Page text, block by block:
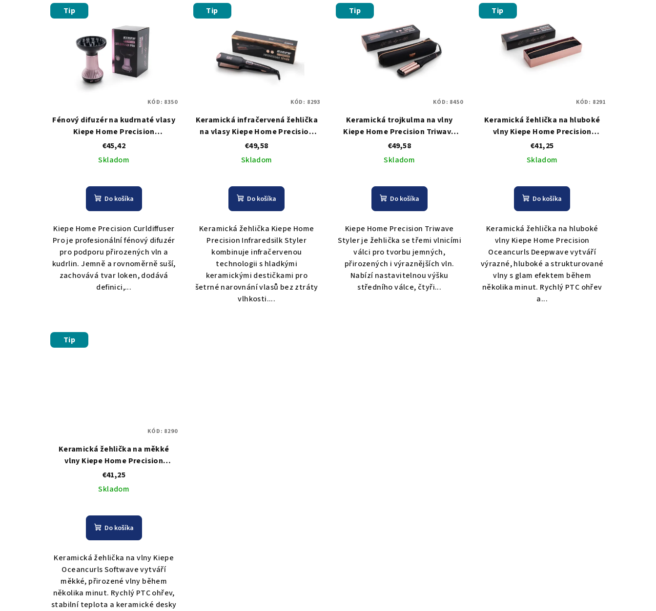
Tip
Fénový difuzér na kudrnaté vlasy
Kiepe Home Precision
Curldiffuser Pro 800 W
€45,42
Skladom
Do košíka
Kiepe Home Precision Curldiffuser
Pro je profesionální fénový difuzér
pro podporu přirozených vln a
kudrlin. Jemně a rovnoměrně suší,
zachovává tvar loken, dodává
definici,...
KÓD: 8350
Tip
Keramická infračervená žehlička
na vlasy Kiepe Home Precision
Infraredsilk Styler 100×49 mm
€49,58
Skladom
Do košíka
Keramická žehlička Kiepe Home
Precision Infraredsilk Styler
kombinuje infračervenou
technologii s hladkými
keramickými destičkami pro
šetrné narovnání vlasů bez ztráty
vlhkosti....
KÓD: 8293
Tip
Keramická trojkulma na vlny
Kiepe Home Precision Triwave
Styler
€49,58
Skladom
Do košíka
Kiepe Home Precision Triwave
Styler je žehlička se třemi vlnicími
válci pro tvorbu jemných,
přirozených i výraznějších vln.
Nabízí nastavitelnou výšku
středního válce, čtyři...
KÓD: 8450
Tip
Keramická žehlička na hluboké
vlny Kiepe Home Precision
Oceancurls Deepwave 104×60 mm
€41,25
Skladom
Do košíka
Keramická žehlička na hluboké
vlny Kiepe Home Precision
Oceancurls Deepwave vytváří
výrazné, hluboké a strukturované
vlny s glam efektem během
několika minut. Rychlý PTC ohřev
a...
KÓD: 8291
Tip
Keramická žehlička na měkké
vlny Kiepe Home Precision
Oceancurls Softwave 104×40 mm
€41,25
Skladom
Do košíka
Keramická žehlička na vlny Kiepe
Oceancurls Softwave vytváří
měkké, přirozené vlny během
několika minut. Rychlý PTC ohřev,
stabilní teplota a keramické desky
KÓD: 8290